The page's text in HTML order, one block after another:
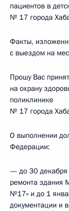
пациентов в
№ 17 города
Факты,
с выездом на
Прошу Вас
на охрану
поликлинике
№ 17 города
О выполнении
Федерации:
— до 30 декабря
ремонта здания
№17» и до 1
документации и